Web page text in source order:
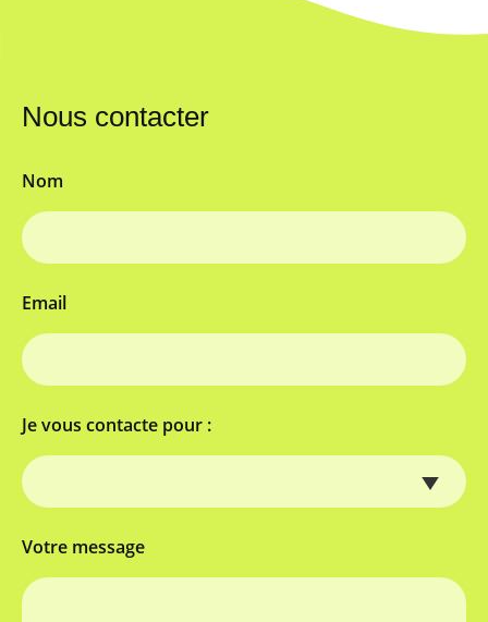
Nous contacter
Nom
Email
Je vous contacte pour :
Votre message